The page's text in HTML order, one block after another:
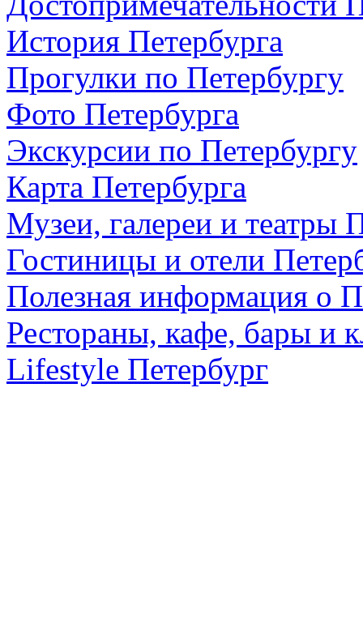
История Петербурга
Прогулки по Петербургу
Фото Петербурга
Экскурсии по Петербургу
Карта Петербурга
Музеи, галереи и театры
Гостиницы и отели
Полезная информация о
Рестораны, кафе, бары и
Lifestyle Петербург